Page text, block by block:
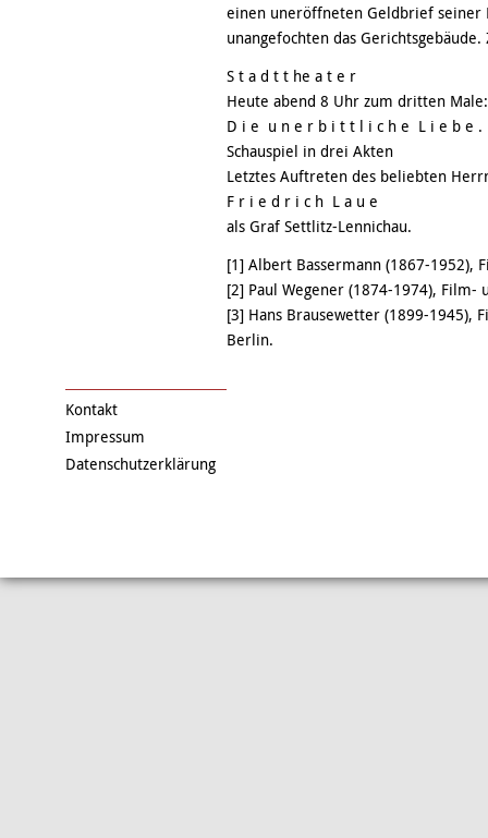
einen uneröffneten Geldbrief seiner
unangefochten das
S t a d t t he a t e r
Heute abend 8 Uhr zum dritten Male:
D i e u n e r b i t t l i c h e L i e b e .
Schauspiel in drei Akten
Letztes Auftreten des beliebten
F r i e d r i c h L a u e
als Graf Settlitz-Lennichau.
[1] Albert Bassermann (1867-1952),
[2] Paul Wegener (1874-1974),
[3] Hans Brausewetter (1899-1945),
Berlin.
Kontakt
Impressum
Datenschutzerklärung